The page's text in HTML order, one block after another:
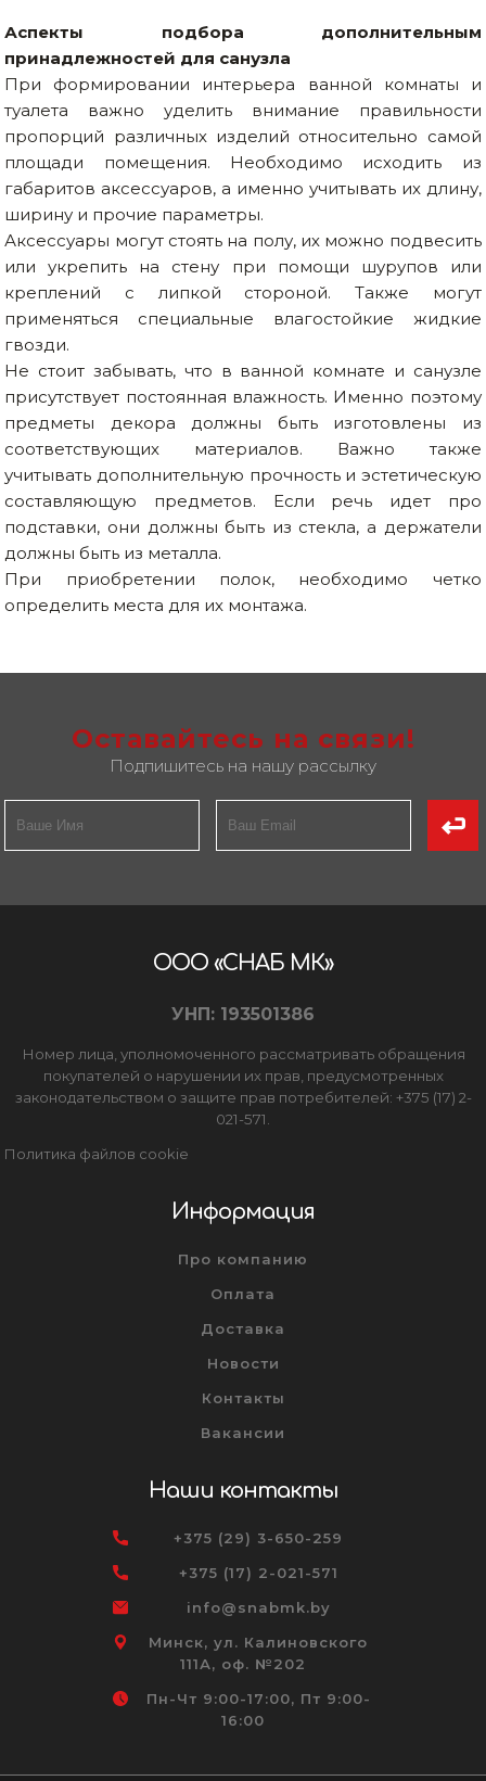
Аспекты подбора дополнительным
принадлежностей для санузла
При формировании интерьера ванной комнаты и
туалета важно уделить внимание правильности
пропорций различных изделий относительно самой
площади помещения. Необходимо исходить из
габаритов аксессуаров, а именно учитывать их длину,
ширину и прочие параметры.
Аксессуары могут стоять на полу, их можно подвесить
или укрепить на стену при помощи шурупов или
креплений с липкой стороной. Также могут
применяться специальные влагостойкие жидкие
гвозди.
Не стоит забывать, что в ванной комнате и санузле
присутствует постоянная влажность. Именно поэтому
предметы декора должны быть изготовлены из
соответствующих материалов. Важно также
учитывать дополнительную прочность и эстетическую
составляющую предметов. Если речь идет про
подставки, они должны быть из стекла, а держатели
должны быть из металла.
При приобретении полок, необходимо четко
определить места для их монтажа.
Оставайтесь на связи!
Подпишитесь на нашу рассылку
ООО «СНАБ МК»
УНП: 193501386
Номер лица, уполномоченного рассматривать обращения
покупателей о нарушении их прав, предусмотренных
законодательством о защите прав потребителей: +375 (17) 2-
021-571.
Политика файлов cookie
Информация
Про компанию
Оплата
Доставка
Новости
Контакты
Вакансии
Наши контакты
+375 (29) 3-650-259
+375 (17) 2-021-571
info@snabmk.by
Минск, ул. Калиновского
111А, оф. №202
Пн-Чт 9:00-17:00, Пт 9:00-
16:00